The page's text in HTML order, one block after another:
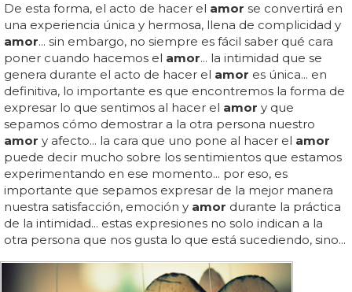
De esta forma, el acto de hacer el amor se convertirá en
una experiencia única y hermosa, llena de complicidad y
amor... sin embargo, no siempre es fácil saber qué cara
poner cuando hacemos el amor... la intimidad que se
genera durante el acto de hacer el amor es única... en
definitiva, lo importante es que encontremos la forma de
expresar lo que sentimos al hacer el amor y que
sepamos cómo demostrar a la otra persona nuestro
amor y afecto... la cara que uno pone al hacer el amor
puede decir mucho sobre los sentimientos que estamos
experimentando en ese momento... por eso, es
importante que sepamos expresar de la mejor manera
nuestra satisfacción, emoción y amor durante la práctica
de la intimidad... estas expresiones no solo indican a la
otra persona que nos gusta lo que está sucediendo, sino...